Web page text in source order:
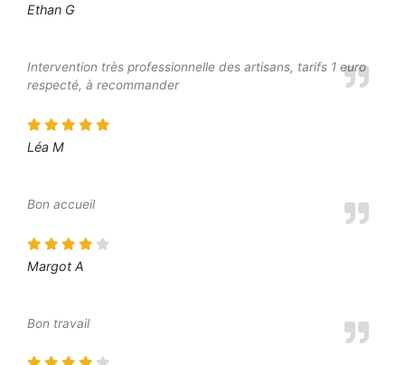
Ethan G
Intervention très professionnelle des artisans, tarifs 1 euro
respecté, à recommander
Léa M
Bon accueil
Margot A
Bon travail